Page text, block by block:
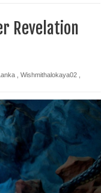
Wishmithalokaya02